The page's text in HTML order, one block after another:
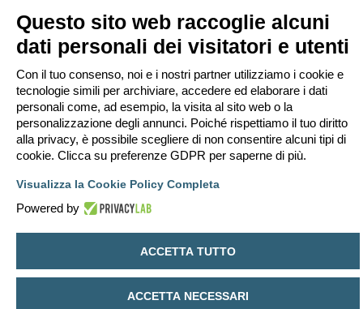
Cancella cookie
Contattaci
Creato daphpBB® Forum Software © phpBB Limited
Traduzione ItalianaphpBB-Italia.it
Questo sito web raccoglie alcuni
dati personali dei visitatori e utenti
Con il tuo consenso, noi e i nostri partner utilizziamo i cookie e
tecnologie simili per archiviare, accedere ed elaborare i dati
personali come, ad esempio, la visita al sito web o la
personalizzazione degli annunci. Poiché rispettiamo il tuo diritto
alla privacy, è possibile scegliere di non consentire alcuni tipi di
cookie. Clicca su preferenze GDPR per saperne di più.
Visualizza la Cookie Policy Completa
Powered by
ACCETTA TUTTO
ACCETTA NECESSARI